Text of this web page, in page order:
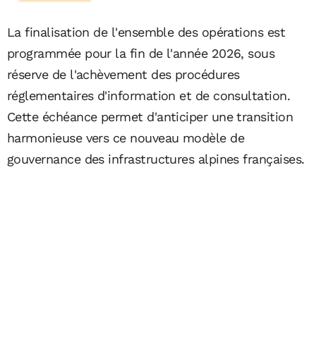
La finalisation de l'ensemble des opérations est
programmée pour la fin de l'année 2026, sous
réserve de l'achèvement des procédures
réglementaires d'information et de consultation.
Cette échéance permet d'anticiper une transition
harmonieuse vers ce nouveau modèle de
gouvernance des infrastructures alpines françaises.